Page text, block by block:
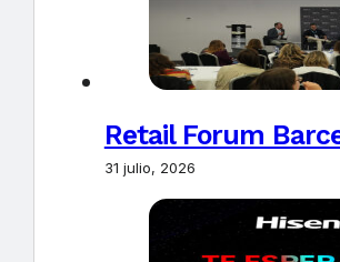
Retail Forum
31 julio, 2026